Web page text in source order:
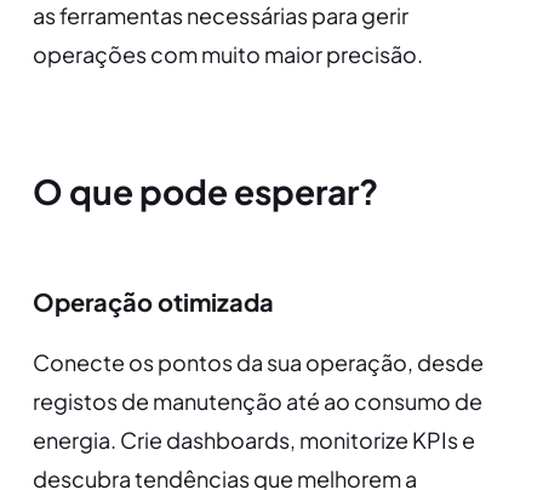
as ferramentas necessárias para gerir
operações com muito maior precisão.
O que pode esperar?
Operação otimizada
Conecte os pontos da sua operação, desde
registos de manutenção até ao consumo de
energia. Crie dashboards, monitorize KPIs e
descubra tendências que melhorem a